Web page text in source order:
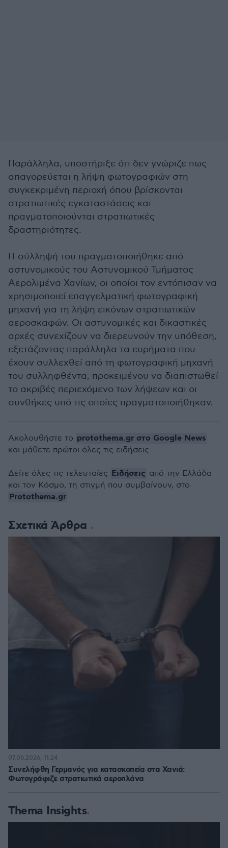
Παράλληλα, υποστήριξε ότι δεν γνώριζε πως
απαγορεύεται η λήψη φωτογραφιών στη
συγκεκριμένη περιοχή όπου βρίσκονται
στρατιωτικές εγκαταστάσεις και
πραγματοποιούνται στρατιωτικές
δραστηριότητες.
Η σύλληψή του πραγματοποιήθηκε από
αστυνομικούς του Αστυνομικού Τμήματος
Αερολιμένα Χανίων, οι οποίοι τον εντόπισαν να
χρησιμοποιεί επαγγελματική φωτογραφική
μηχανή για τη λήψη εικόνων στρατιωτικών
αεροσκαφών. Οι αστυνομικές και δικαστικές
αρχές συνεχίζουν να διερευνούν την υπόθεση,
εξετάζοντας παράλληλα τα ευρήματα που
έχουν συλλεχθεί από τη φωτογραφική μηχανή
του συλληφθέντα, προκειμένου να διαπιστωθεί
το ακριβές περιεχόμενο των λήψεων και οι
συνθήκες υπό τις οποίες πραγματοποιήθηκαν.
Σχετικά Άρθρα
Συνελήφθη Γερμανός για κατασκοπεία στα Χανιά:
Φωτογράφιζε στρατιωτικά αεροπλάνα
07.06.2026, 11:24
Thema Insights
Ακολουθήστε το protothema.gr στο Google News
και μάθετε πρώτοι όλες τις ειδήσεις
Δείτε όλες τις τελευταίες Ειδήσεις από την Ελλάδα
και τον Κόσμο, τη στιγμή που συμβαίνουν, στο
Protothema.gr